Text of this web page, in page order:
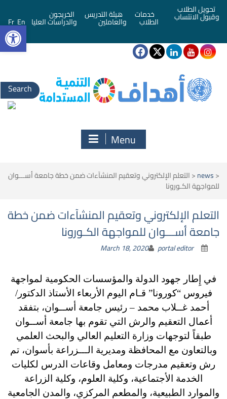
تحويل الطلاب
وقبول الانتساب خدمات
الطلاب
هيئة التدريس
والعاملين
الخريجون
والدراسات العليا En
Fr
Search
for:
Menu
<
news
<التعلم الإلكتروني وتعقيم المنشآءات ضمن خطة جامعة أســـوان
للمواجهة الكـورونا
التعلم الإلكتروني وتعقيم المنشآءات ضمن خطة
جامعة أســـوان للمواجهة الكـورونا
March 18, 2020 portal editor
في إِطار جهود الدولة والمؤسسات الحكومية لمواجهة
فيروس “كورونا” قـام اليوم الأربعاء الأستاذ الدكتور/
أحمد غــلاب محمد – رئيس جامعة أســوان، بتفقد
أعمال التعقيم والرش التي تقوم بها جامعة أســوان
طبقاً لتوجهات وزارة التعليم العالي والبحث العلمي
وبالتعاون مع المحافظة ومديرية الـــزراعة بأسوان، تم
رش وتعقيم مدرجات ومعامل وقاعات الدرس لكليات
الخدمة الأجتماعية، وكلية العلوم، وكلية الزراعة
والموارد الطبيعية، والمطعم المركزي، والمدن الجامعية